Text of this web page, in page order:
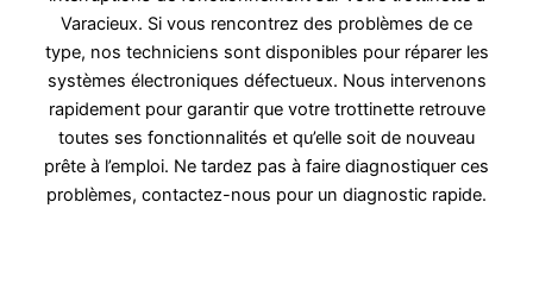
Varacieux. Si vous rencontrez des problèmes de ce
type, nos techniciens sont disponibles pour réparer les
systèmes électroniques défectueux. Nous intervenons
rapidement pour garantir que votre trottinette retrouve
toutes ses fonctionnalités et qu’elle soit de nouveau
prête à l’emploi. Ne tardez pas à faire diagnostiquer ces
problèmes, contactez-nous pour un diagnostic rapide.